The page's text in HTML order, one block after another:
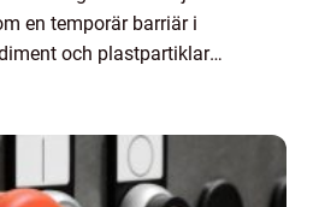
en temporär barriär i
och plastpartiklar